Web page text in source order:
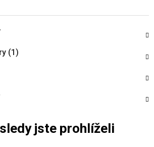
(1)
jste prohlíželi